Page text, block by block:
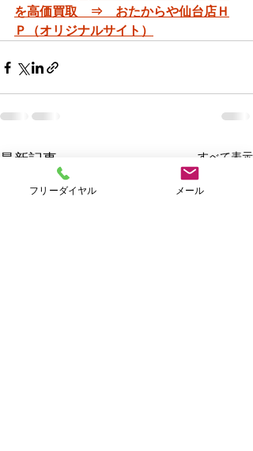
を高価買取　⇒　おたからや仙台店Ｈ
Ｐ（オリジナルサイト）
最新記事 すべて表示
フリーダイヤル メール